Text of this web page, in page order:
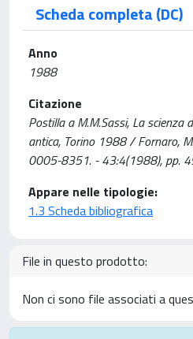
Scheda completa (DC)
Anno
1988
Citazione
Postilla a M.M.Sassi, La scienza
antica, Torino 1988 / Fornaro,
0005-8351. - 43:4(1988), pp.
Appare nelle tipologie:
1.3 Scheda bibliografica
File in questo prodotto:
Non ci sono file associati a